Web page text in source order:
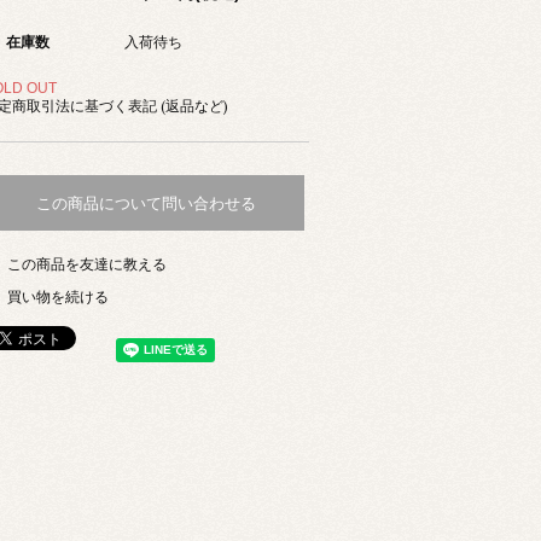
在庫数 入荷待ち
OUT
商取引法に基づく表記 (返品など)
この商品について問い合わせる
この商品を友達に教える
買い物を続ける